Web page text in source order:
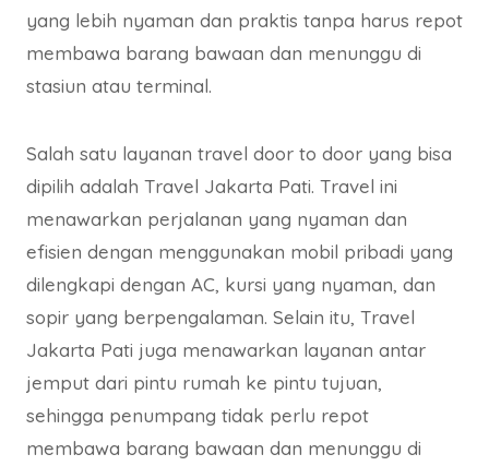
yang lebih nyaman dan praktis tanpa harus repot
membawa barang bawaan dan menunggu di
stasiun atau terminal.
Salah satu layanan travel door to door yang bisa
dipilih adalah Travel Jakarta Pati. Travel ini
menawarkan perjalanan yang nyaman dan
efisien dengan menggunakan mobil pribadi yang
dilengkapi dengan AC, kursi yang nyaman, dan
sopir yang berpengalaman. Selain itu, Travel
Jakarta Pati juga menawarkan layanan antar
jemput dari pintu rumah ke pintu tujuan,
sehingga penumpang tidak perlu repot
membawa barang bawaan dan menunggu di